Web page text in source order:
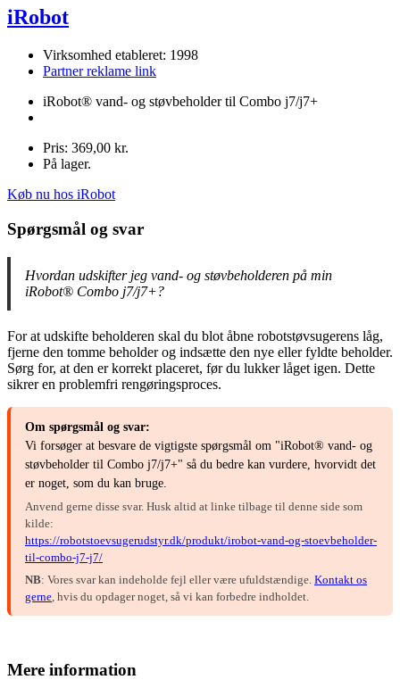
iRobot
Virksomhed etableret: 1998
Partner reklame link
iRobot® vand- og støvbeholder til Combo j7/j7+
Pris: 369,00 kr.
På lager.
Køb nu hos iRobot
Spørgsmål og svar
Hvordan udskifter jeg vand- og støvbeholderen på min
iRobot® Combo j7/j7+?
For at udskifte beholderen skal du blot åbne robotstøvsugerens låg,
fjerne den tomme beholder og indsætte den nye eller fyldte beholder.
Sørg for, at den er korrekt placeret, før du lukker låget igen. Dette
sikrer en problemfri rengøringsproces.
Om spørgsmål og svar:
Vi forsøger at besvare de vigtigste spørgsmål om "iRobot® vand- og
støvbeholder til Combo j7/j7+" så du bedre kan vurdere, hvorvidt det
er noget, som du kan bruge.
Anvend gerne disse svar. Husk altid at linke tilbage til denne side som
kilde:
https://robotstoevsugerudstyr.dk/produkt/irobot-vand-og-stoevbeholder-
til-combo-j7-j7/
NB: Vores svar kan indeholde fejl eller være ufuldstændige. Kontakt os
gerne, hvis du opdager noget, så vi kan forbedre indholdet.
Mere information